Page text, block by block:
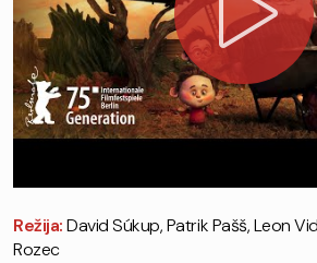
Režija:David Súkup, Patrik Pašš, Leon
Rozec